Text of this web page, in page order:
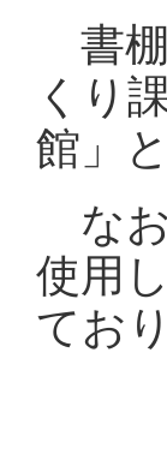
書棚
くり
館」
なお
使用
てお